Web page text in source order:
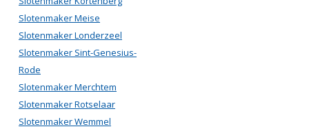
Slotenmaker Meise
Slotenmaker Londerzeel
Slotenmaker Sint-Genesius-
Rode
Slotenmaker Merchtem
Slotenmaker Rotselaar
Slotenmaker Wemmel